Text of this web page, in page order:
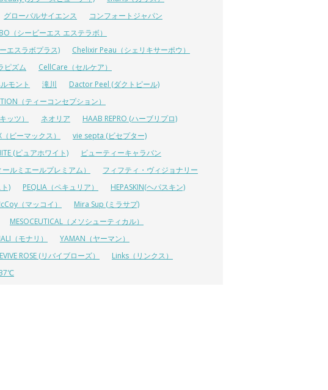
グローバルサイエンス
コンフォートジャパン
（シービーエス エステラボ）
エスラボプラス)
Chelixir Peau（シェリキサーポウ）
ピズム
CellCare（セルケア）
モント 滝川
Dactor Peel (ダクトピール)
（ティーコンセプション）
ッツ） ネオリア
HAAB REPRO (ハーブリプロ)
ビーマックス）
vie septa (ビセプター)
(ピュアホワイト)
ビューティーキャラバン
ルミエールプレミアム）
フィフティ・ヴィジョナリー
) PEQLIA（ペキュリア）
HEPASKIN(ヘパスキン)
（マッコイ）
Mira Sup (ミラサプ)
MESOCEUTICAL（メソシューティカル）
（モナリ）
YAMAN（ヤーマン）
ROSE (リバイブローズ）
Links（リンクス）